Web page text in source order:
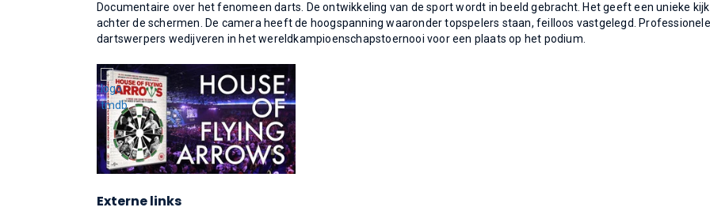
Documentaire over het fenomeen darts. De ontwikkeling van de sport wordt in beeld gebracht. Het geeft een unieke kijk
achter de schermen. De camera heeft de hoogspanning waaronder topspelers staan, feilloos vastgelegd. Professionele
dartswerpers wedijveren in het wereldkampioenschapstoernooi voor een plaats op het podium.
Externe links